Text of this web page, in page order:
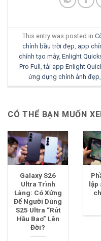
This entry was posted in
chỉnh bầu trời đẹp app
chỉnh tạo mây, Enlight
Pro Full ,tải app Enlight
ứng dụng chỉnh ảnh đẹp
CÓ THỂ BẠN MUỐN
Galaxy S26
Ultra Trình
Làng: Có Xứng
Để Người Dùng
S25 Ultra “Rút
Hầu Bao” Lên
Đời?
lập